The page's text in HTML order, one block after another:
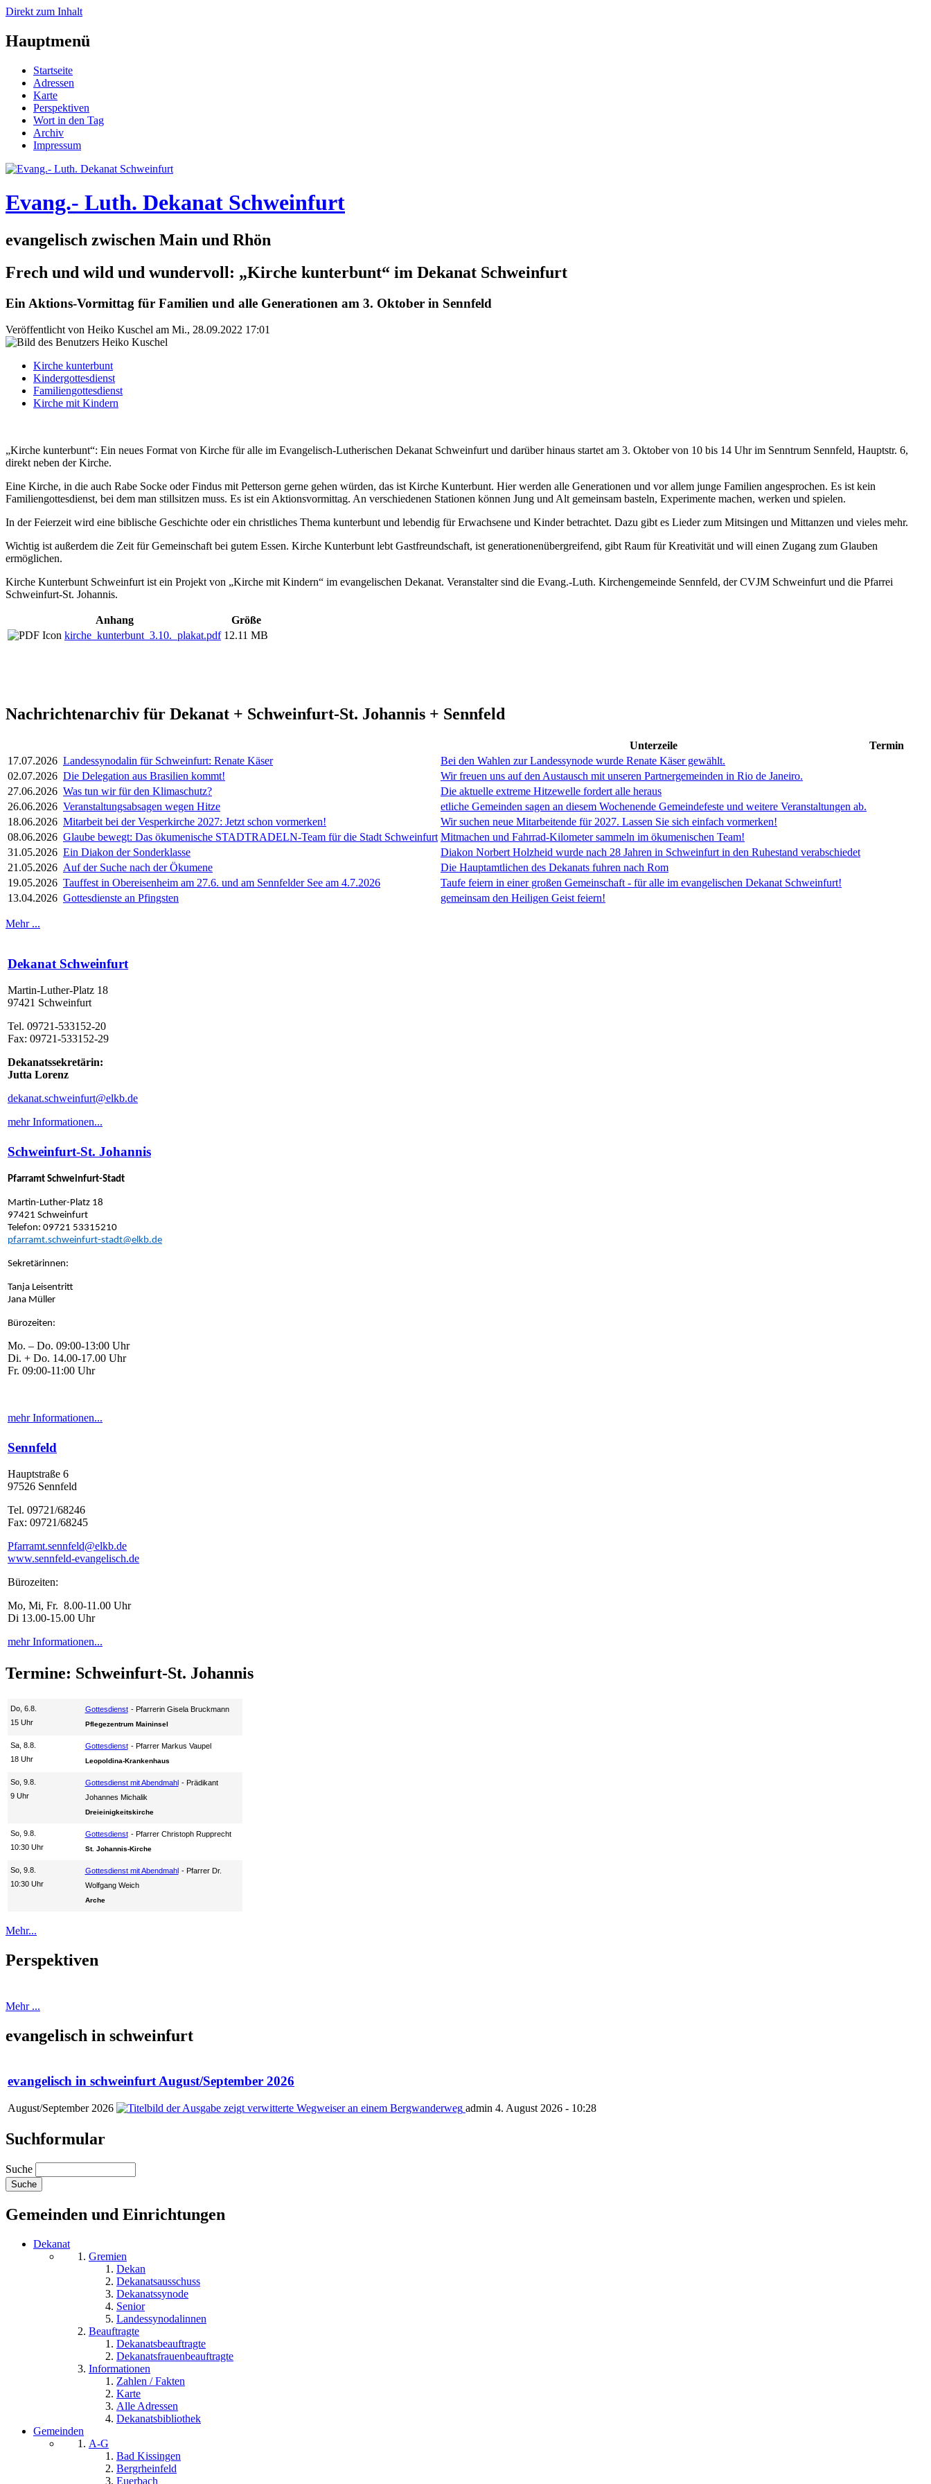
Direkt zum Inhalt
Hauptmenü
Startseite
Adressen
Karte
Perspektiven
Wort in den Tag
Archiv
Impressum
Evang.- Luth. Dekanat Schweinfurt
evangelisch zwischen Main und Rhön
Frech und wild und wundervoll: „Kirche kunterbunt“ im Dekanat Schweinfurt
Ein Aktions-Vormittag für Familien und alle Generationen am 3. Oktober in Sennfeld
Veröffentlicht von Heiko Kuschel am Mi., 28.09.2022 17:01
Kirche kunterbunt
Kindergottesdienst
Familiengottesdienst
Kirche mit Kindern
„Kirche kunterbunt“: Ein neues Format von Kirche für alle im Evangelisch-Lutherischen Dekanat Schweinfurt und darüber hinaus startet am 3. Oktober von 10 bis 14 Uhr im Senntrum Sennfeld, Hauptstr. 6,
direkt neben der Kirche.
Eine Kirche, in die auch Rabe Socke oder Findus mit Petterson gerne gehen würden, das ist Kirche Kunterbunt. Hier werden alle Generationen und vor allem junge Familien angesprochen. Es ist kein
Familiengottesdienst, bei dem man stillsitzen muss. Es ist ein Aktionsvormittag. An verschiedenen Stationen können Jung und Alt gemeinsam basteln, Experimente machen, werken und spielen.
In der Feierzeit wird eine biblische Geschichte oder ein christliches Thema kunterbunt und lebendig für Erwachsene und Kinder betrachtet. Dazu gibt es Lieder zum Mitsingen und Mittanzen und vieles mehr.
Wichtig ist außerdem die Zeit für Gemeinschaft bei gutem Essen. Kirche Kunterbunt lebt Gastfreundschaft, ist generationenübergreifend, gibt Raum für Kreativität und will einen Zugang zum Glauben
ermöglichen.
Kirche Kunterbunt Schweinfurt ist ein Projekt von „Kirche mit Kindern“ im evangelischen Dekanat. Veranstalter sind die Evang.-Luth. Kirchengemeinde Sennfeld, der CVJM Schweinfurt und die Pfarrei
Schweinfurt-St. Johannis.
Anhang
Größe
kirche_kunterbunt_3.10._plakat.pdf 12.11 MB
Nachrichtenarchiv für Dekanat + Schweinfurt-St. Johannis + Sennfeld
Unterzeile
Termin
17.07.2026 Landessynodalin für Schweinfurt: Renate Käser
Bei den Wahlen zur Landessynode wurde Renate Käser gewählt.
02.07.2026 Die Delegation aus Brasilien kommt!
Wir freuen uns auf den Austausch mit unseren Partnergemeinden in Rio de Janeiro.
27.06.2026 Was tun wir für den Klimaschutz?
Die aktuelle extreme Hitzewelle fordert alle heraus
26.06.2026 Veranstaltungsabsagen wegen Hitze
etliche Gemeinden sagen an diesem Wochenende Gemeindefeste und weitere Veranstaltungen ab.
18.06.2026 Mitarbeit bei der Vesperkirche 2027: Jetzt schon vormerken!
Wir suchen neue Mitarbeitende für 2027. Lassen Sie sich einfach vormerken!
08.06.2026 Glaube bewegt: Das ökumenische STADTRADELN-Team für die Stadt Schweinfurt Mitmachen und Fahrrad-Kilometer sammeln im ökumenischen Team!
31.05.2026 Ein Diakon der Sonderklasse
Diakon Norbert Holzheid wurde nach 28 Jahren in Schweinfurt in den Ruhestand verabschiedet
21.05.2026 Auf der Suche nach der Ökumene
Die Hauptamtlichen des Dekanats fuhren nach Rom
19.05.2026 Tauffest in Obereisenheim am 27.6. und am Sennfelder See am 4.7.2026
Taufe feiern in einer großen Gemeinschaft - für alle im evangelischen Dekanat Schweinfurt!
13.04.2026 Gottesdienste an Pfingsten gemeinsam den Heiligen Geist feiern!
Mehr ...
Dekanat Schweinfurt
Martin-Luther-Platz 18
97421 Schweinfurt
Tel. 09721-533152-20
Fax: 09721-533152-29
Dekanatssekretärin:
Jutta Lorenz
dekanat.schweinfurt@elkb.de
mehr Informationen...
Schweinfurt-St. Johannis
Pfarramt Schweinfurt-Stadt
Martin-Luther-Platz 18
97421 Schweinfurt
Telefon: 09721 53315210
pfarramt.schweinfurt-stadt@elkb.de
Sekretärinnen:
Tanja Leisentritt
Jana Müller
Bürozeiten:
Mo. – Do. 09:00-13:00 Uhr
Di. + Do. 14.00-17.00 Uhr
Fr. 09:00-11:00 Uhr
mehr Informationen...
Sennfeld
Hauptstraße 6
97526 Sennfeld
Tel. 09721/68246
Fax: 09721/68245
Pfarramt.sennfeld@elkb.de
www.sennfeld-evangelisch.de
Bürozeiten:
Mo, Mi, Fr. 8.00-11.00 Uhr
Di 13.00-15.00 Uhr
mehr Informationen...
Termine: Schweinfurt-St. Johannis
Do, 6.8.
15 Uhr
Gottesdienst Pfarrerin Gisela Bruckmann
Pflegezentrum Maininsel
Sa, 8.8.
18 Uhr
Gottesdienst Pfarrer Markus Vaupel
Leopoldina-Krankenhaus
So, 9.8.
9 Uhr
Gottesdienst mit Abendmahl
Prädikant
Johannes Michalik
Dreieinigkeitskirche
So, 9.8.
10:30 Uhr
Gottesdienst Pfarrer Christoph Rupprecht
St. Johannis-Kirche
So, 9.8.
10:30 Uhr
Gottesdienst mit Abendmahl
Pfarrer Dr.
Wolfgang Weich
Arche
Mehr...
Perspektiven
Mehr ...
evangelisch in schweinfurt
evangelisch in schweinfurt August/September 2026
August/September 2026 admin 4. August 2026 - 10:28
Suchformular
Suche
Gemeinden und Einrichtungen
Dekanat
Gremien
Dekan
Dekanatsausschuss
Dekanatssynode
Senior
Landessynodalinnen
Beauftragte
Dekanatsbeauftragte
Dekanatsfrauenbeauftragte
Informationen
Zahlen / Fakten
Karte
Alle Adressen
Dekanatsbibliothek
Gemeinden
A-G
Bad Kissingen
Bergrheinfeld
Euerbach